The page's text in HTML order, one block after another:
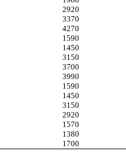
2920
3370
4270
1590
1450
3150
3700
3990
1590
1450
3150
2920
1570
1380
1700